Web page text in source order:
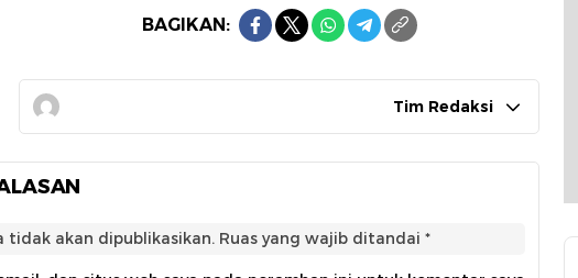
BAGIKAN:
Tim Redaksi
tidak akan dipublikasikan. Ruas yang wajib ditandai *